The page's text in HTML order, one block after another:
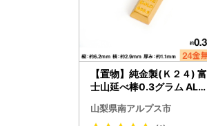
【置物】純金製(Ｋ２４) 富
士山延べ棒0.3グラム ALP
山梨県南アルプス市